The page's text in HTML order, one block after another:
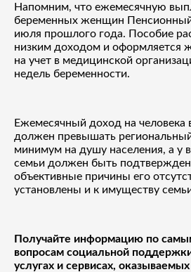
Напомним, что ежемесячную
беременных женщин Пенсионный
июля прошлого года. Пособие
низким доходом и оформляется
на учет в медицинской
недель беременности.
Ежемесячный доход на человека
должен превышать
минимум на душу населения, а у
семьи должен быть
объективные причины его
установлены и к имуществу
Получайте информацию по
вопросам социальной
услугах и сервисах,